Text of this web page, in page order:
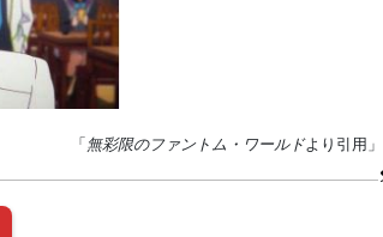
「無彩限のファントム・ワールドより引用」